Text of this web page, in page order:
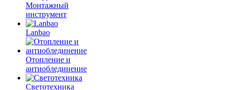
Монтажный
инструмент
Lanbao
Отопление и
антиоблединение
Светотехника